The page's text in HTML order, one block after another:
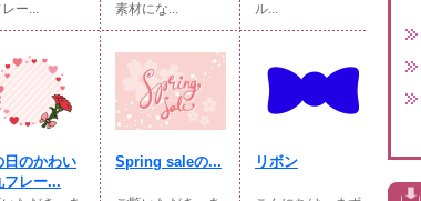
ー...
素材にな...
ル...
日のかわい
フレー...
Spring saleの... リボン